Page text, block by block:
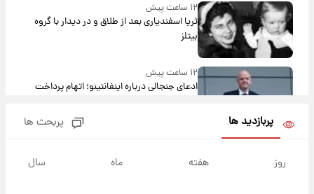
۱۲ ساعت پیش
ثریا اسفندیاری بعد از طلاق و در دیدار با گروه
بیتلز
۱۲ ساعت پیش
ادعای جنجالی درباره اینفانتینو؛ اتهام پرداخت
آلزایمر و زوال عقل افزایش می‌یابد؟
پربازدید ها پربحث ها
روز هفته ماه سال